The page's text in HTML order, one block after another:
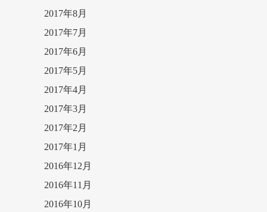
2017年8月
2017年7月
2017年6月
2017年5月
2017年4月
2017年3月
2017年2月
2017年1月
2016年12月
2016年11月
2016年10月